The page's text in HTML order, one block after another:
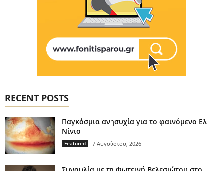
RECENT POSTS
Παγκόσμια ανησυχία για το φαινόμενο Ελ
Νίνιο
Featured 7 Αυγούστου, 2026